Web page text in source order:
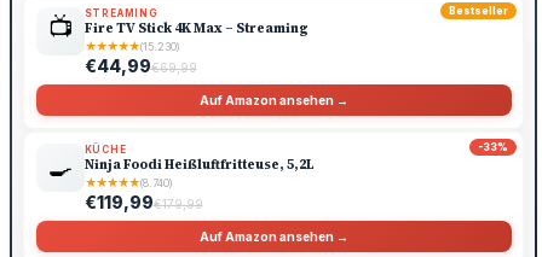
Bestseller
📺 STREAMING
Fire TV Stick 4K Max – Streaming
★★★★★(15.230)
€44,99€69,99
Auf Amazon ansehen →
-33%
🍳
KÜCHE
Ninja Foodi Heißluftfritteuse, 5,2L
★★★★★(8.740)
€119,99€179,99
Auf Amazon ansehen →